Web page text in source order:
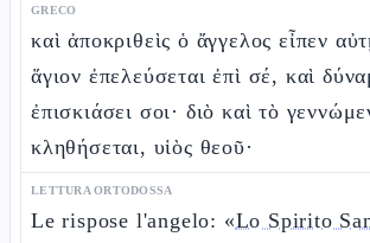
GRECO
καὶ ἀποκριθεὶς ὁ ἄγγελος εἶπεν
ἅγιον ἐπελεύσεται ἐπὶ σέ, καὶ
ἐπισκιάσει σοι· διὸ καὶ τὸ
κληθήσεται, υἱὸς θεοῦ·
LETTURA ORTODOSSA
Le rispose l'angelo: «Lo Spirito